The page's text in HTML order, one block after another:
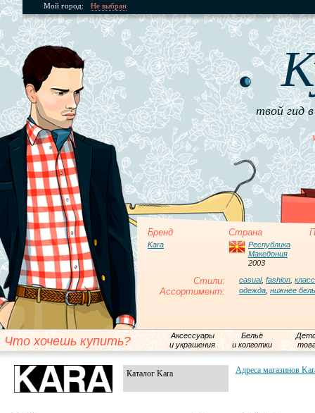
Мой город: Не выбран
твой гид
Бренд Страна
Kara
Республика
Македония
2003
Стили: casual, fashion
Ассортимент: одежда нижнее
Что хочешь купить?
Аксессуары
и украшения
Бельё
и колготки
Каталог Kara Адреса магазинов